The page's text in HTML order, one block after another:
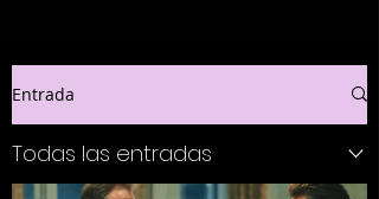
Entrada
Todas las entradas